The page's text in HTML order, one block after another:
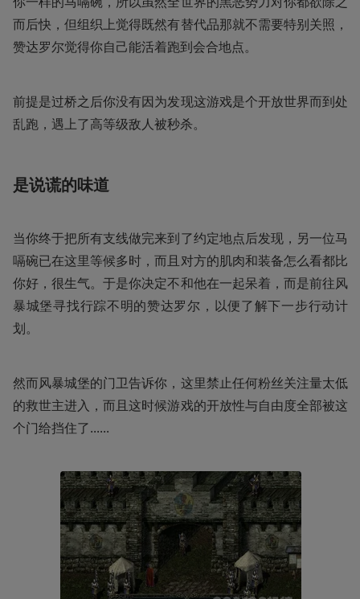
而后快，但组织上觉得既然有替代品那就不需要特别关照，
赞达罗尔觉得你自己能活着跑到会合地点。
前提是过桥之后你没有因为发现这游戏是个开放世界而到处
乱跑，遇上了高等级敌人被秒杀。
是说谎的味道
当你终于把所有支线做完来到了约定地点后发现，另一位马
嗝碗已在这里等候多时，而且对方的肌肉和装备怎么看都比
你好，很生气。于是你决定不和他在一起呆着，而是前往风
暴城堡寻找行踪不明的赞达罗尔，以便了解下一步行动计
划。
然而风暴城堡的门卫告诉你，这里禁止任何粉丝关注量太低
的救世主进入，而且这时候游戏的开放性与自由度全部被这
个门给挡住了......